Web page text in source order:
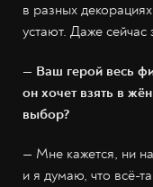
в разных
устают. Даже сейчас
— Ваш герой весь
он хочет взять в
выбор?
— Мне кажется, ни
и я думаю, что всё-